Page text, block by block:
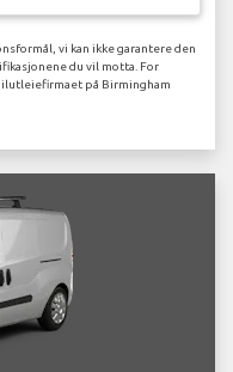
vi kan ikke garantere den
du vil motta. For
på Birmingham